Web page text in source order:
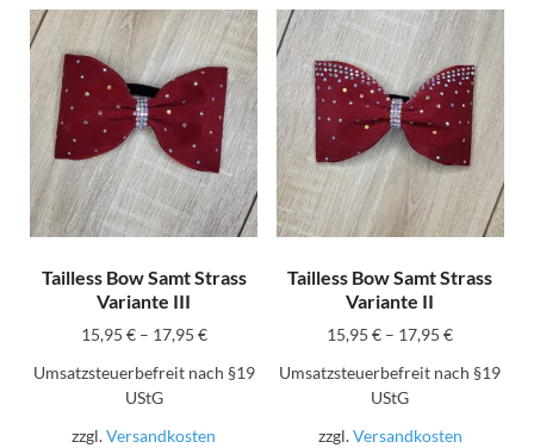
Tailless Bow Samt Strass
Variante III
15,95 €– 17,95 €
Umsatzsteuerbefreit nach §19
UStG
zzgl.Versandkosten
Tailless Bow Samt Strass
Variante II
15,95€ – 17,95€
Umsatzsteuerbefreit nach §19
UStG
zzgl.Versandkosten